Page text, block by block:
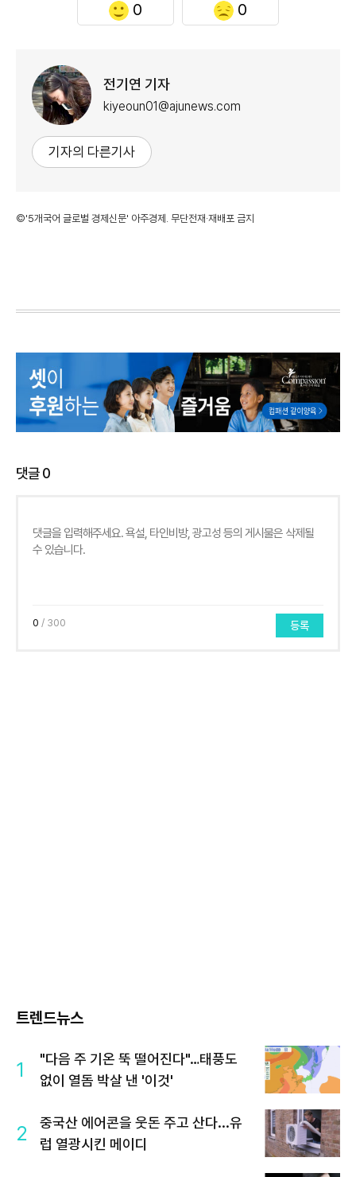
0 0
전기연 기자
kiyeoun01@ajunews.com
기자의 다른기사
©'5개국어 글로벌 경제신문' 아주경제. 무단전재·재배포 금지
댓글0
0 / 300 등록
트렌드뉴스
1
"다음 주 기온 뚝 떨어진다"…태풍도
없이 열돔 박살 낸 '이것'
2
중국산 에어콘을 웃돈 주고 산다...유
럽 열광시킨 메이디